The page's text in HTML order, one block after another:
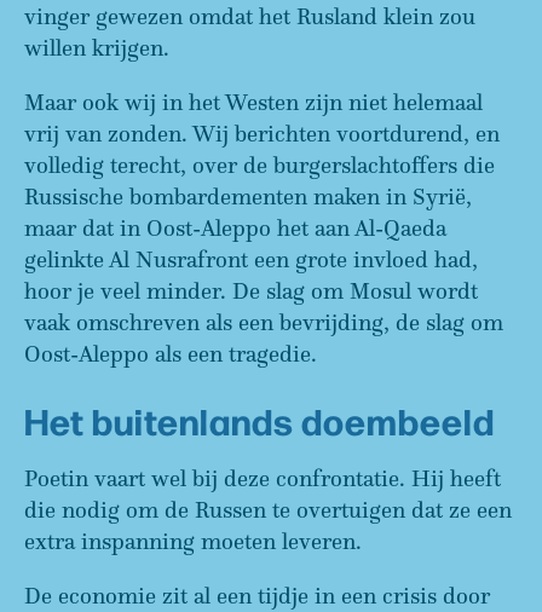
vinger gewezen omdat het Rusland klein zou
willen krijgen.
Maar ook wij in het Westen zijn niet helemaal
vrij van zonden. Wij berichten voortdurend, en
volledig terecht, over de burgerslachtoffers die
Russische bombardementen maken in Syrië,
maar dat in Oost-Aleppo het aan Al-Qaeda
gelinkte Al Nusrafront een grote invloed had,
hoor je veel minder. De slag om Mosul wordt
vaak omschreven als een bevrijding, de slag om
Oost-Aleppo als een tragedie.
Het buitenlands doembeeld
Poetin vaart wel bij deze confrontatie. Hij heeft
die nodig om de Russen te overtuigen dat ze een
extra inspanning moeten leveren.
De economie zit al een tijdje in een crisis door